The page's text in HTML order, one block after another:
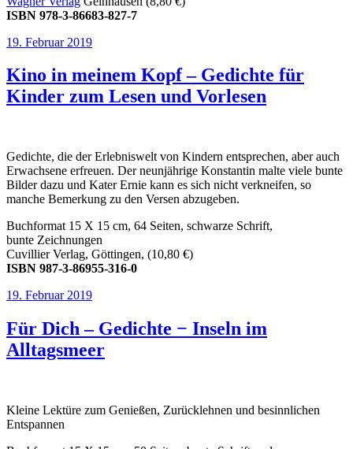
ISBN 978-3-86683-827-7
Veröffentlicht
19. Februar 2019
Kino in meinem Kopf – Gedichte für
Kinder zum Lesen und Vorlesen
Gedichte, die der Erlebniswelt von Kindern entsprechen, aber auch
Erwachsene erfreuen. Der neunjährige Konstantin malte viele bunte
Bilder dazu und Kater Ernie kann es sich nicht verkneifen, so
manche Bemerkung zu den Versen abzugeben.
Buchformat 15 X 15 cm, 64 Seiten, schwarze Schrift,
bunte Zeichnungen
Cuvillier Verlag, Göttingen, (10,80 €)
ISBN 987-3-86955-316-0
Veröffentlicht
19. Februar 2019
Für Dich – Gedichte − Inseln im
Alltagsmeer
Kleine Lektüre zum Genießen, Zurücklehnen und besinnlichen
Entspannen